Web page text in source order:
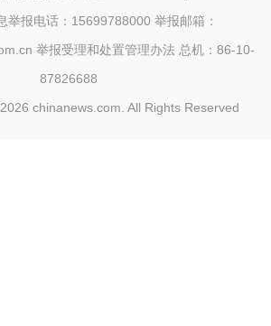
举报电话：15699788000 举报邮箱：
举报受理和处置管理办法 总机：86-10-
87826688
chinanews.com. All Rights Reserved